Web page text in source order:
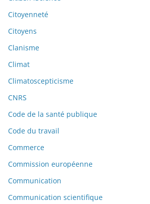
Citoyenneté
Citoyens
Clanisme
Climat
Climatoscepticisme
CNRS
Code de la santé publique
Code du travail
Commerce
Commission européenne
Communication
Communication scientifique